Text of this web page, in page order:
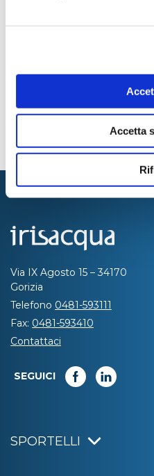
Accetta
Via IX Agosto 15 – 34170
Gorizia
Telefono 0481-593111
Fax: 0481-593410
Contattaci
SEGUICI
SPORTELLI